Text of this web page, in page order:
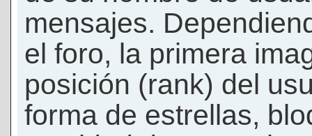
mensajes.
el foro, la primera
posición (rank) del
forma de estrellas,